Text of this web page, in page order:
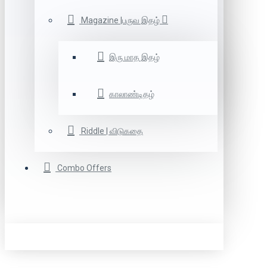
Magazine |பருவ இதழ்
இரு மாத இதழ்
காலாண்டிதழ்
Riddle | விடுகதை
Combo Offers